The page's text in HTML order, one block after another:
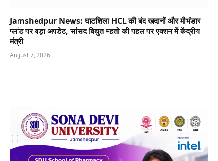
Jamshedpur News: घाटशिला HCL की बंद खदानों और मौभंडार
प्लांट पर बड़ा अपडेट, सांसद बिद्युत महतो की पहल पर एक्शन में केंद्रीय
मंत्री
August 7, 2026